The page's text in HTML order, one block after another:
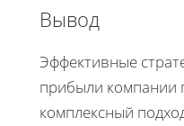
Вывод
Эффективные
прибыли компании
комплексный